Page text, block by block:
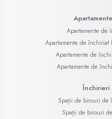
Apartamente de
Apartamente de închiriat
Apartamente de
Apartamente de
Închirieri
Spații de birouri de
Spații de birouri